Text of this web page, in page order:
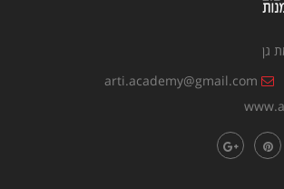
arti.academy@gmail.com